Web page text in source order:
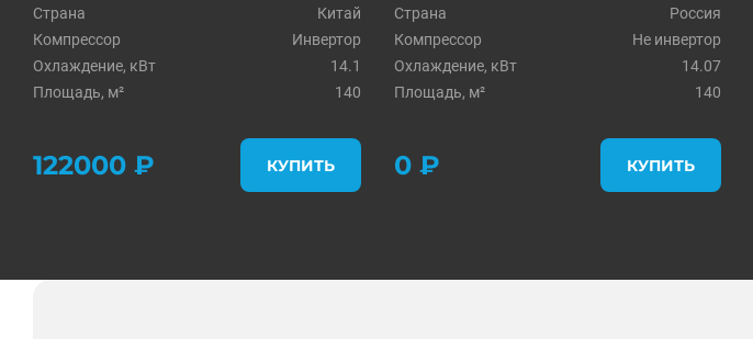
Страна
Китай
Компрессор
Инвертор
Охлаждение, кВт
14.1
Площадь, м²
140
122000 ₽ КУПИТЬ
Страна
Россия
Компрессор
Не инвертор
Охлаждение, кВт
14.07
Площадь, м²
140
0 ₽ КУПИТЬ